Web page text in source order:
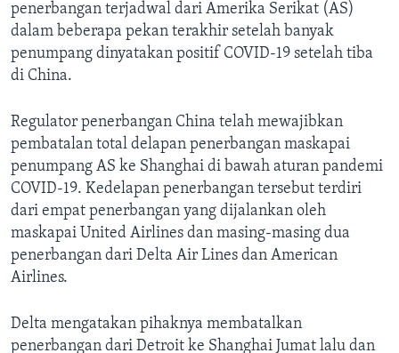
penerbangan terjadwal dari Amerika Serikat (AS)
dalam beberapa pekan terakhir setelah banyak
penumpang dinyatakan positif COVID-19 setelah tiba
di China.
Regulator penerbangan China telah mewajibkan
pembatalan total delapan penerbangan maskapai
penumpang AS ke Shanghai di bawah aturan pandemi
COVID-19. Kedelapan penerbangan tersebut terdiri
dari empat penerbangan yang dijalankan oleh
maskapai United Airlines dan masing-masing dua
penerbangan dari Delta Air Lines dan American
Airlines.
Delta mengatakan pihaknya membatalkan
penerbangan dari Detroit ke Shanghai Jumat lalu dan